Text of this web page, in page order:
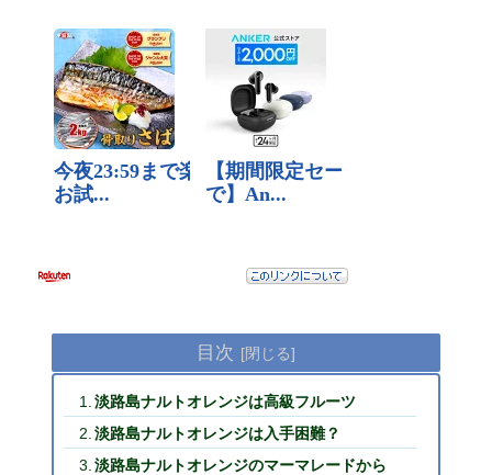
目次
淡路島ナルトオレンジは高級フルーツ
淡路島ナルトオレンジは入手困難？
淡路島ナルトオレンジのマーマレードから